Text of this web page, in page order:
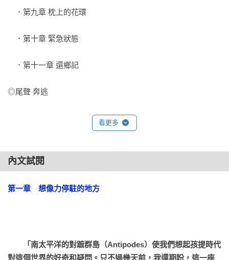
．第九章 枕上的花環
．第十章 緊急狀態
．第十一章 還鄉記
◎尾聲 奔逃
看更多
內文試閱
第一章　想像力停駐的地方
「南太平洋的對蹠群島（Antipodes）使我們想起孩提時代
對這個世界的好奇和疑問。只不過幾天前，我還期盼，這一座